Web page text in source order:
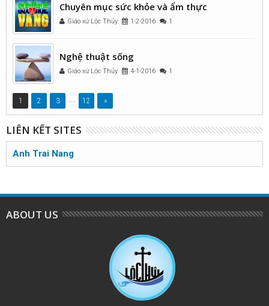
Chuyên mục sức khỏe và ẩm thực
Giáo xứ Lộc Thủy 1-2-2016 1
Nghệ thuật sống
Giáo xứ Lộc Thủy 4-1-2016 1
1 2 3 ... 12 »
LIÊN KẾT SITES
Anh Trai Nang
ABOUT US